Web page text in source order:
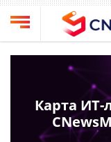
Выбрать
провайдера
Компании
CNews
Конференции
Техника
Карта ИТ-